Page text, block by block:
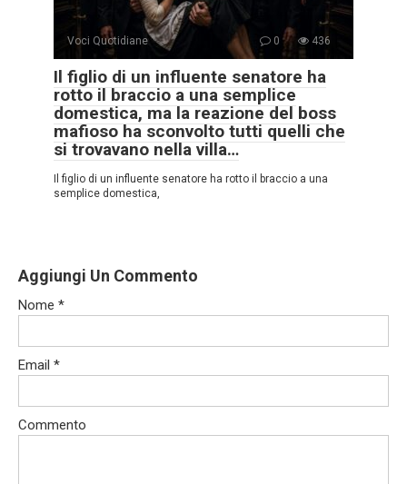
Voci Quotidiane 0 436
Il figlio di un influente senatore ha
rotto il braccio a una semplice
domestica, ma la reazione del boss
mafioso ha sconvolto tutti quelli che
si trovavano nella villa…
Il figlio di un influente senatore ha rotto il braccio a una
semplice domestica,
Aggiungi Un Commento
Nome *
Email *
Commento